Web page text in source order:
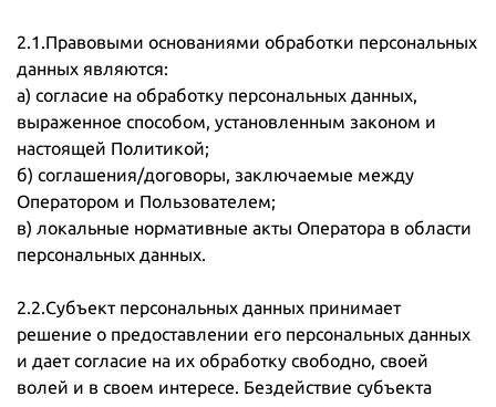
2.1.Правовыми основаниями обработки персональных
данных являются:
а) согласие на обработку персональных данных,
выраженное способом, установленным законом и
настоящей Политикой;
б) соглашения/договоры, заключаемые между
Оператором и Пользователем;
в) локальные нормативные акты Оператора в области
персональных данных.
2.2.Субъект персональных данных принимает
решение о предоставлении его персональных данных
и дает согласие на их обработку свободно, своей
волей и в своем интересе. Бездействие субъекта